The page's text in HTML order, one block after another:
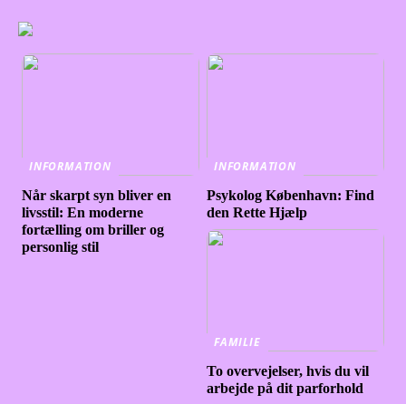
INFORMATION
Når skarpt syn bliver en
livsstil: En moderne
fortælling om briller og
personlig stil
INFORMATION
Psykolog København: Find
den Rette Hjælp
FAMILIE
To overvejelser, hvis du vil
arbejde på dit parforhold